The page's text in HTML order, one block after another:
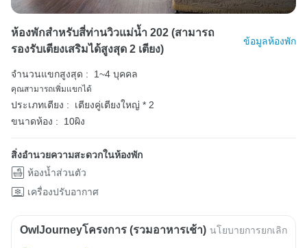
ห้องพักสำหรับสี่ท่านวิวแม่น้ำ 202 (สามารถ
รองรับเตียงเสริมได้สูงสุด 2 เตียง)
ข้อมูลห้องพัก
จำนวนแขกสูงสุด : 1~4 บุคคล
คุณสามารถเพิ่มแขกได้
ประเภทเตียง :
เตียงคู่เตียงใหญ่ * 2
ขนาดห้อง :
10ผิง
สิ่งอำนวยความสะดวกในห้องพัก
ห้องน้ำส่วนตัว
เครื่องปรับอากาศ
OwlJourneyโครงการ (รวมอาหารเช้า) นโยบายการยกเลิก